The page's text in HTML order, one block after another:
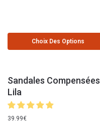
Choix Des Options
Sandales Compensées
Lila
39.99€